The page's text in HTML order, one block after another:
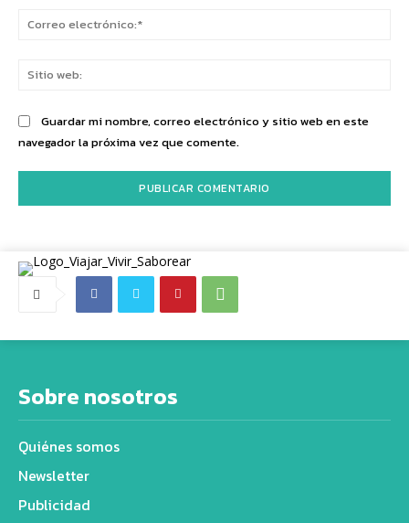
Guardar mi nombre, correo electrónico y sitio web en este
navegador la próxima vez que comente.
Sobre nosotros
Quiénes somos
Newsletter
Publicidad